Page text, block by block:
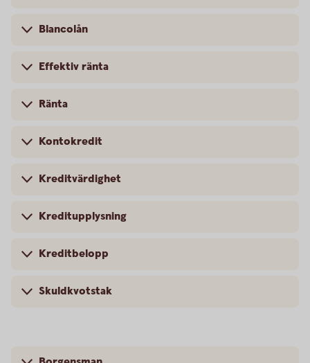
Blancolån
Effektiv ränta
Ränta
Kontokredit
Kreditvärdighet
Kreditupplysning
Kreditbelopp
Skuldkvotstak